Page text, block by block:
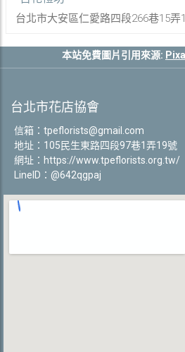
台北市大安區仁愛路四段266巷15弄
本站免費圖片引用來源:
台北市花店協會
信箱： tpeflorists@gmail.com
地址：105民生東路四段97巷1弄19號
網址： https://www.tpeflorists.org.tw/
LineID：@642qgpaj